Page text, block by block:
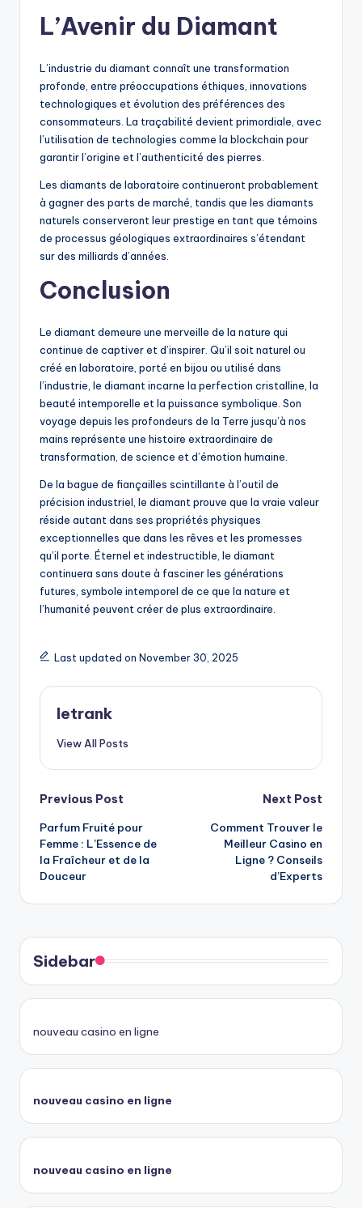
L’Avenir du Diamant
L’industrie du diamant connaît une transformation
profonde, entre préoccupations éthiques, innovations
technologiques et évolution des préférences des
consommateurs. La traçabilité devient primordiale, avec
l’utilisation de technologies comme la blockchain pour
garantir l’origine et l’authenticité des pierres.
Les diamants de laboratoire continueront probablement
à gagner des parts de marché, tandis que les diamants
naturels conserveront leur prestige en tant que témoins
de processus géologiques extraordinaires s’étendant
sur des milliards d’années.
Conclusion
Le diamant demeure une merveille de la nature qui
continue de captiver et d’inspirer. Qu’il soit naturel ou
créé en laboratoire, porté en bijou ou utilisé dans
l’industrie, le diamant incarne la perfection cristalline, la
beauté intemporelle et la puissance symbolique. Son
voyage depuis les profondeurs de la Terre jusqu’à nos
mains représente une histoire extraordinaire de
transformation, de science et d’émotion humaine.
De la bague de fiançailles scintillante à l’outil de
précision industriel, le diamant prouve que la vraie valeur
réside autant dans ses propriétés physiques
exceptionnelles que dans les rêves et les promesses
qu’il porte. Éternel et indestructible, le diamant
continuera sans doute à fasciner les générations
futures, symbole intemporel de ce que la nature et
l’humanité peuvent créer de plus extraordinaire.
Last updated on November 30, 2025
letrank
View All Posts
Post
navigation
Previous Post
Parfum Fruité pour
Femme : L’Essence de
la Fraîcheur et de la
Douceur
Next Post
Comment Trouver le
Meilleur Casino en
Ligne ? Conseils
d’Experts
Sidebar
nouveau casino en ligne
nouveau casino en ligne
nouveau casino en ligne